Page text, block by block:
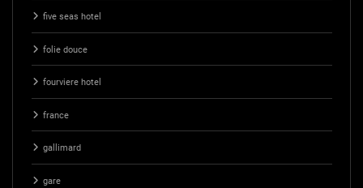
five seas hotel
folie douce
fourviere hotel
france
gallimard
gare